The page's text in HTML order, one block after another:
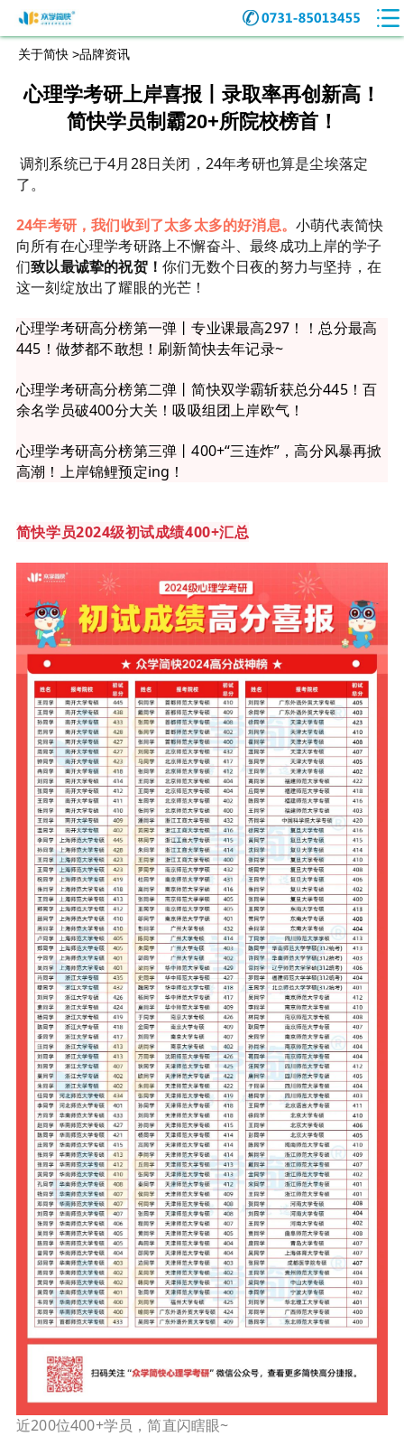
关于简快 >品牌资讯
心理学考研上岸喜报丨录取率再创新高！
简快学员制霸20+所院校榜首！
调剂系统已于4月28日关闭，24年考研也算是尘埃落定
了。
24年考研，我们收到了太多太多的好消息。 小萌代表简快
向所有在心理学考研路上不懈奋斗、最终成功上岸的学子
们致以最诚挚的祝贺！ 你们无数个日夜的努力与坚持，在
这一刻绽放出了耀眼的光芒！
心理学考研高分榜第一弹丨专业课最高297！！总分最高
445！做梦都不敢想！刷新简快去年记录~
心理学考研高分榜第二弹丨简快双学霸斩获总分445！百
余名学员破400分大关！吸吸组团上岸欧气！
心理学考研高分榜第三弹丨400+“三连炸”，高分风暴再掀
高潮！上岸锦鲤预定ing！
简快学员2024级初试成绩400+汇总
近200位400+学员，简直闪瞎眼~